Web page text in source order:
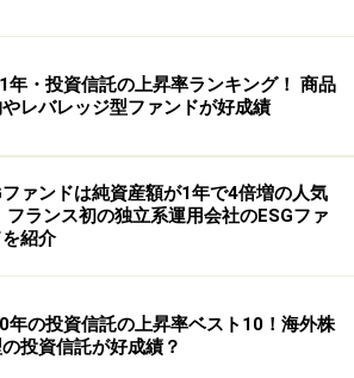
せ】
ギフト券1000円分プレゼント
ケートやモニター企画に参加が可能に
年・投資信託の上昇率ランキング！ 商品
レバレッジ型ファンドが好成績
ファンドは純資産額が1年で4倍増の人気
フランス初の独立系運用会社のESGファ
紹介
年の投資信託の上昇率ベスト10！海外株
投資信託が好成績？